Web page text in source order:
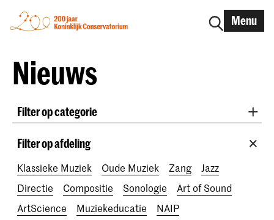
Menu
Nieuws
Filter op categorie
Lunchconcerten
School voor Jong Talent
RCR label
Apply-now
Awards
Interview IN.TUNE 200 jaar
Filter op afdeling
Klassieke Muziek Oude Muziek Zang
Jazz
Directie
Compositie Sonologie
Art of Sound
ArtScience
Muziekeducatie
NAIP